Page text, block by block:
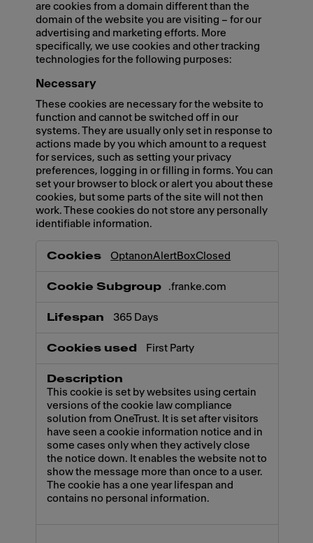
are cookies from a domain different than the
domain of the website you are visiting – for our
advertising and marketing efforts. More
specifically, we use cookies and other tracking
technologies for the following purposes:
Necessary
These cookies are necessary for the website to
function and cannot be switched off in our
systems. They are usually only set in response to
actions made by you which amount to a request
for services, such as setting your privacy
preferences, logging in or filling in forms. You can
set your browser to block or alert you about these
cookies, but some parts of the site will not then
work. These cookies do not store any personally
identifiable information.
OptanonAlertBoxClosed
.franke.com
365 Days
First Party
This cookie is set by websites using certain
versions of the cookie law compliance
solution from OneTrust. It is set after visitors
have seen a cookie information notice and in
some cases only when they actively close
the notice down. It enables the website not to
show the message more than once to a user.
The cookie has a one year lifespan and
contains no personal information.